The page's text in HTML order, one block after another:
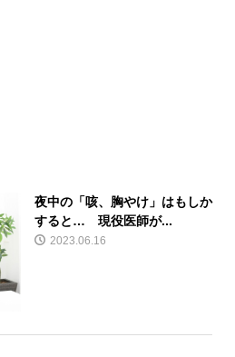
夜中の「咳、胸やけ」はもしか
すると… 現役医師が...
2023.06.16